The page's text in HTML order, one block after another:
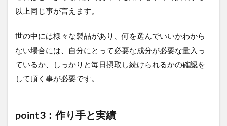
以上同じ事が言えます。
世の中には様々な製品があり、何を選んでいいかわから
ない場合には、自分にとって必要な成分が必要な量入っ
ているか、しっかりと毎日摂取し続けられるかの確認を
して頂く事が必要です。
point3：作り手と実績